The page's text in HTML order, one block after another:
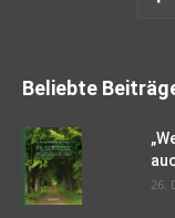
Beliebte
26.